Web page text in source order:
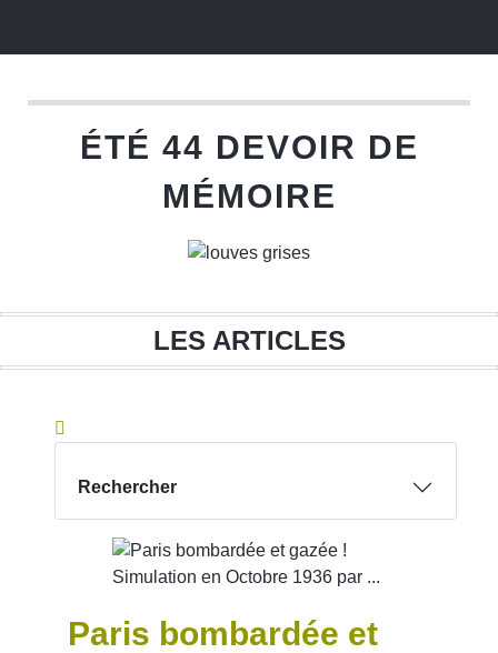
DEVOIR
MÉMOIRE
ÉTÉ 44 DEVOIR DE
MÉMOIRE
LES ARTICLES
Rechercher
Paris bombardée et